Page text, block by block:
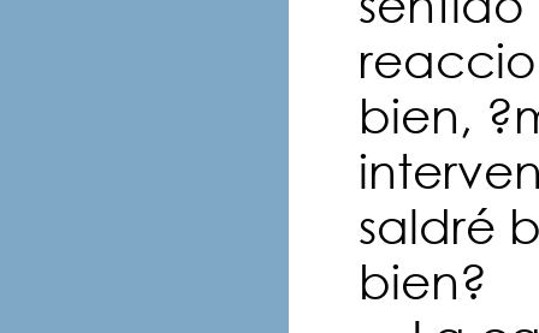
bien,
saldré
bien?